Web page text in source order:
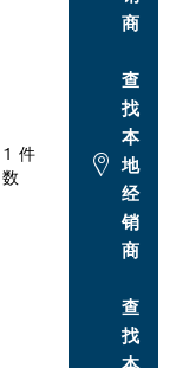
商
1 件
数
查
找
本
地
经
销
商
查
找